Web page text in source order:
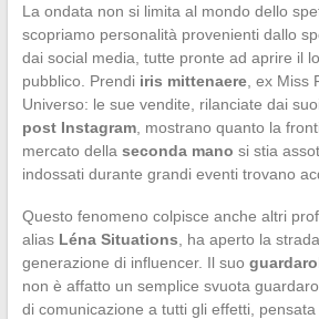
La ondata non si limita al mondo dello
scopriamo personalità provenienti dallo
dai social media, tutte pronte ad aprire il
pubblico. Prendi iris mittenaere, ex Miss
Universo: le sue vendite, rilanciate dai
post Instagram, mostrano quanto la
mercato della seconda mano si stia
indossati durante grandi eventi trovano
Questo fenomeno colpisce anche altri
alias Léna Situations , ha aperto la
generazione di influencer. Il suo
non è affatto un semplice svuota
di comunicazione a tutti gli effetti,